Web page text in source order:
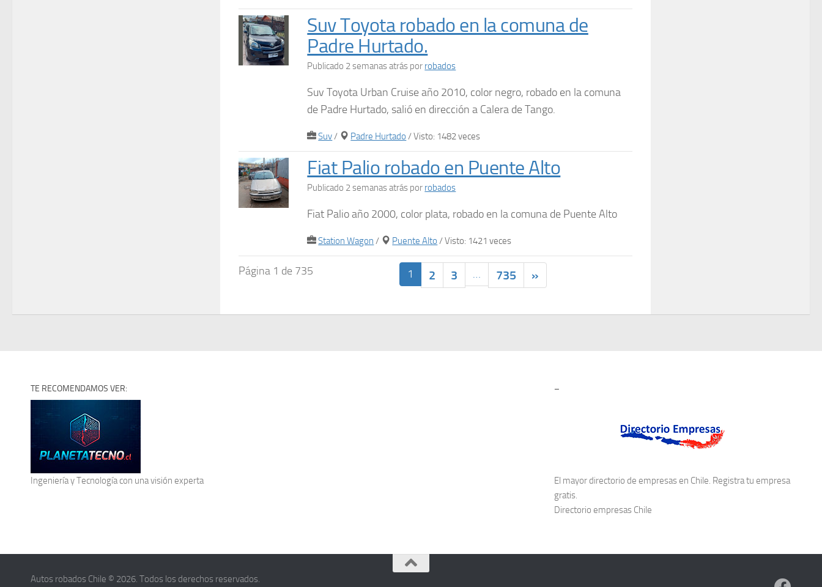
Suv Toyota robado en la comuna de
Padre Hurtado.
Publicado 2 semanas atrás por robados
Suv Toyota Urban Cruise año 2010, color negro, robado en la comuna
de Padre Hurtado, salió en dirección a Calera de Tango.
Suv/ Padre Hurtado / Visto: 1482 veces
Fiat Palio robado en Puente Alto
Publicado 2 semanas atrás por robados
Fiat Palio año 2000, color plata, robado en la comuna de Puente Alto
Station Wagon / Puente Alto / Visto: 1421 veces
Página 1 de 735 1 2 3 … 735 »
TE RECOMENDAMOS VER:
Ingeniería y Tecnologíacon una visión experta
–
El mayor directorio de empresas en Chile. Registra tu empresa
gratis.
Directorio empresas Chile
Autos robados Chile © 2026. Todos los derechos reservados.